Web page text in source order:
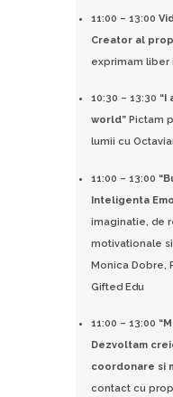
11:00 – 13:00
Creator al
exprimam liber
10:30 – 13:30 “I
world”Pictam
lumii cu
11:00 – 13:00
Inteligenta
imaginatie, de
motivationale
Monica Dobre,
Gifted Edu
11:00 – 13:00
Dezvoltam
coordonare si
contact cu